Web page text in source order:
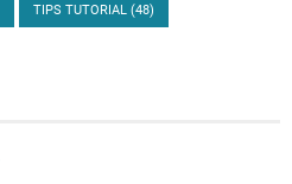
TIPS TUTORIAL (48)